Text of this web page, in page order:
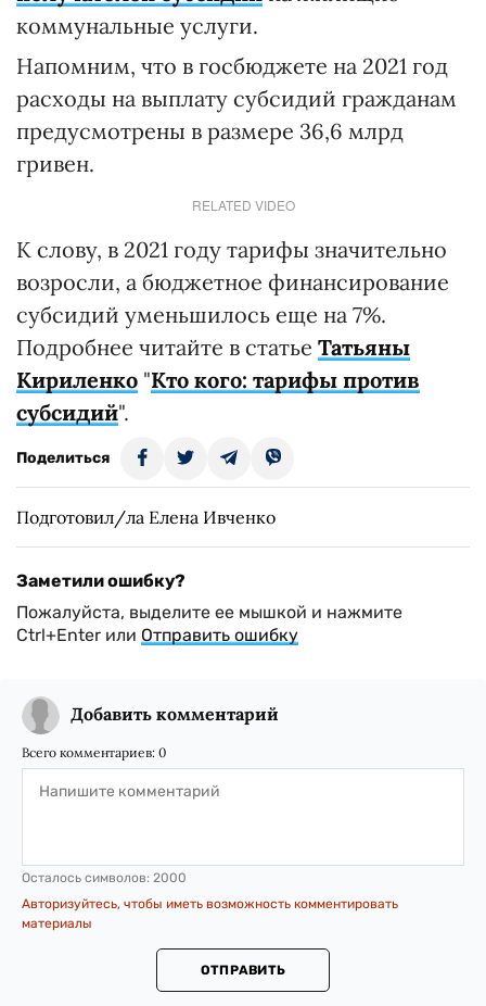
коммунальные услуги.
Напомним, что в госбюджете на 2021 год
расходы на выплату субсидий гражданам
предусмотрены в размере 36,6 млрд
гривен.
RELATED VIDEO
К слову, в 2021 году тарифы значительно
возросли, а бюджетное финансирование
субсидий уменьшилось еще на 7%.
Подробнее читайте в статье Татьяны
Кириленко "Кто кого: тарифы против
субсидий".
Поделиться
Подготовил/ла Елена Ивченко
Заметили ошибку?
Пожалуйста, выделите ее мышкой и нажмите
Ctrl+Enter или Отправить ошибку
Добавить комментарий
Всего комментариев: 0
Осталось символов: 2000
Авторизуйтесь, чтобы иметь возможность комментировать
материалы
ОТПРАВИТЬ